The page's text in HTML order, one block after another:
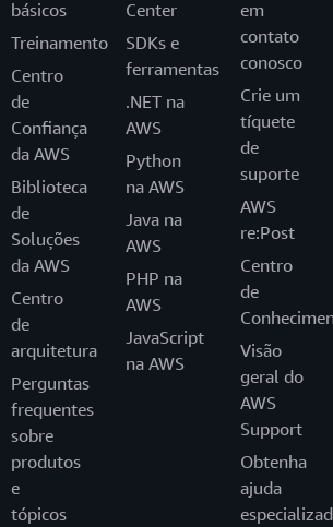
básicos
Treinamento
Centro
de
Confiança
da AWS
Biblioteca
de
Soluções
da AWS
Centro
de
arquitetura
Perguntas
frequentes
sobre
produtos
e
tópicos
Center
SDKs e
ferramentas
.NET na
AWS
Python
na AWS
Java na
AWS
PHP na
AWS
JavaScript
na AWS
em
contato
conosco
Crie um
tíquete
de
suporte
AWS
re:Post
Centro
de
Visão
geral do
AWS
Support
Obtenha
ajuda